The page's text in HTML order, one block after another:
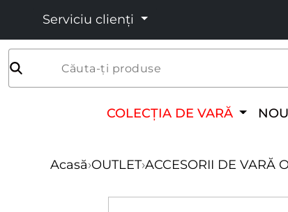
Serviciu clienți
Căuta-ți produse
COLECȚIA DE VARĂ
Acasă›OUTLET›ACCESORII DE VARĂ